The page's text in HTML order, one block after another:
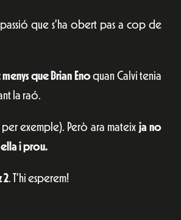
que s’ha obert pas a cop de
que Brian Enoquan Calvi tenia
la raó.
per exemple). Però ara mateix ja no
ella i prou.
2. T’hi esperem!